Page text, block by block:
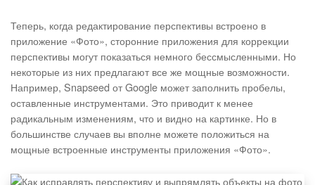
Теперь, когда редактирование перспективы встроено в
приложение «Фото», сторонние приложения для коррекции
перспективы могут показаться немного бессмысленными. Но
некоторые из них предлагают все же мощные возможности.
Например, Snapseed от Google может заполнить пробелы,
оставленные инструментами. Это приводит к менее
радикальным изменениям, что и видно на картинке. Но в
большинстве случаев вы вполне можете положиться на
мощные встроенные инструменты приложения «Фото».